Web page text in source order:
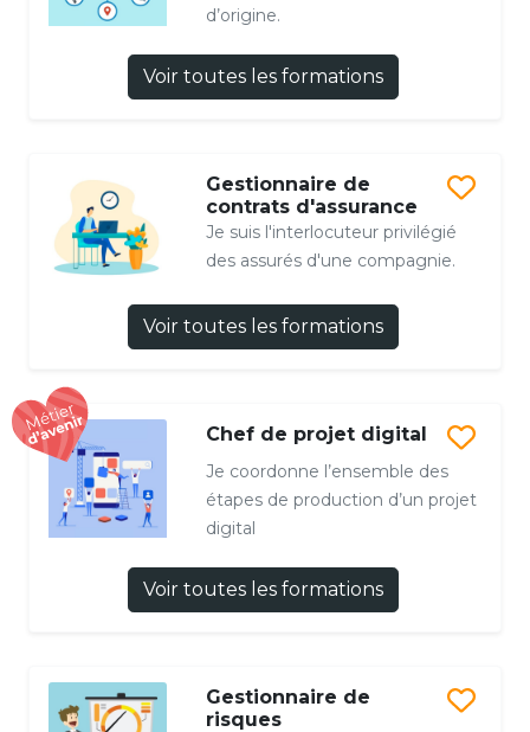
d’origine.
Voir toutes les formations
Gestionnaire de
contrats d'assurance
Je suis l'interlocuteur privilégié
des assurés d'une compagnie.
Voir toutes les formations
Chef de projet digital
Je coordonne l’ensemble des
étapes de production d’un projet
digital
Voir toutes les formations
Gestionnaire de
risques